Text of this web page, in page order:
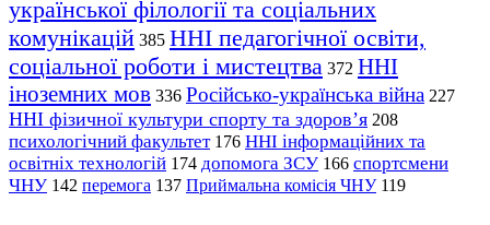
української філології та соціальних
комунікацій 385 ННІ педагогічної освіти,
соціальної роботи і мистецтва 372 ННІ
іноземних мов 336 Російсько-українська війна 227
ННІ фізичної культури спорту та здоров’я 208
психологічний факультет 176 ННІ інформаційних та
освітніх технологій 174 допомога ЗСУ 166 спортсмени
ЧНУ 142 перемога 137 Приймальна комісія ЧНУ 119